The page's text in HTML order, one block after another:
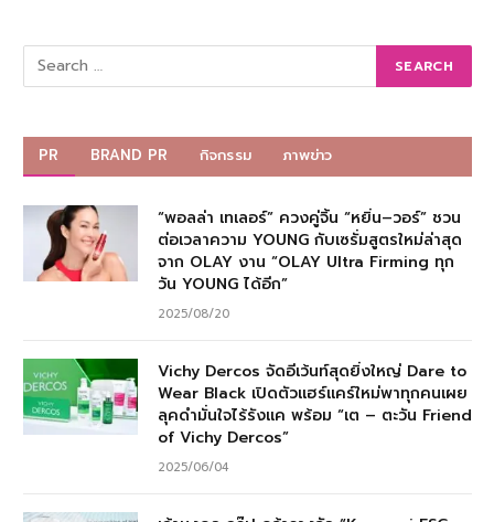
PR BRAND PR กิจกรรม ภาพข่าว
“พอลล่า เทเลอร์” ควงคู่จิ้น “หยิ่น–วอร์” ชวน
ต่อเวลาความ YOUNG กับเซรั่มสูตรใหม่ล่าสุด
จาก OLAY งาน “OLAY Ultra Firming ทุก
วัน YOUNG ได้อีก”
2025/08/20
Vichy Dercos จัดอีเว้นท์สุดยิ่งใหญ่ Dare to
Wear Black เปิดตัวแฮร์แคร์ใหม่พาทุกคนเผย
ลุคดำมั่นใจไร้รังแค พร้อม “เต – ตะวัน Friend
of Vichy Dercos”
2025/06/04